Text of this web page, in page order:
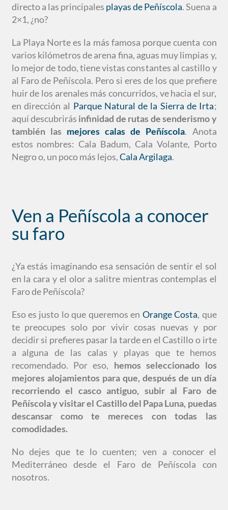
directo a las principales playas de Peñíscola. Suena a
2×1, ¿no?
La Playa Norte es la más famosa porque cuenta con
varios kilómetros de arena fina, aguas muy limpias y,
lo mejor de todo, tiene vistas constantes al castillo y
al Faro de Peñíscola. Pero si eres de los que prefiere
huir de los arenales más concurridos, ve hacia el sur,
en dirección al Parque Natural de la Sierra de Irta;
aquí descubrirás infinidad de rutas de senderismo y
también las mejores calas de Peñíscola. Anota
estos nombres: Cala Badum, Cala Volante, Porto
Negro o, un poco más lejos,Cala Argilaga.
Ven a Peñíscola a conocer
su faro
¿Ya estás imaginando esa sensación de sentir el sol
en la cara y el olor a salitre mientras contemplas el
Faro de Peñíscola?
Eso es justo lo que queremos en Orange Costa, que
te preocupes solo por vivir cosas nuevas y por
decidir si prefieres pasar la tarde en el Castillo o irte
a alguna de las calas y playas que te hemos
recomendado. Por eso, hemos seleccionado los
mejores alojamientos para que, después de un día
recorriendo el casco antiguo, subir al Faro de
Peñíscola y visitar el Castillo del Papa Luna, puedas
descansar como te mereces con todas las
comodidades.
No dejes que te lo cuenten; ven a conocer el
Mediterráneo desde el Faro de Peñíscola con
nosotros.